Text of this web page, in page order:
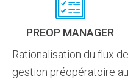
PREOP MANAGER
Rationalisation du flux de
gestion préopératoire au